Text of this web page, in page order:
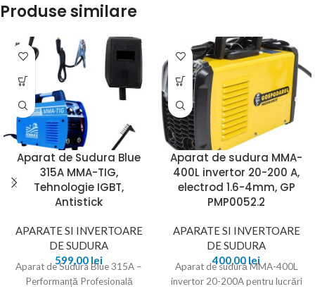
Produse similare
Aparat de Sudura Blue
315A MMA-TIG,
Tehnologie IGBT,
Antistick
APARATE SI INVERTOARE
DE SUDURA
599,00 lei
Aparat de Sudura Blue 315A –
Performanță Profesională
Aparat de sudura MMA-
400L invertor 20-200 A,
electrod 1.6-4mm, GP
PMP0052.2
APARATE SI INVERTOARE
DE SUDURA
400,00 lei
Aparat de sudură MMA-400L
invertor 20-200A pentru lucrări